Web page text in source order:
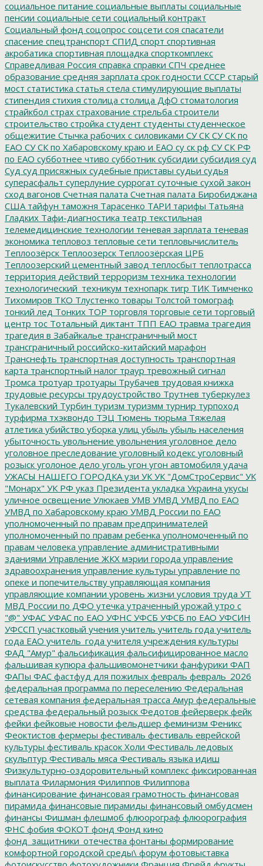
социальное питание социальные выплаты социальные
пенсии социальные сети социальный контракт
Социальный фонд соцопрос соцсети соя спасатели
спасение спецтранспорт СПИД спорт спортивная
акробатика спортивная площадка спорткомплекс
Справедливая Россия справка справки СПЧ среднее
образование средняя зарплата срок годности СССР старый
мост статистика статья стела стимулирующие выплаты
стипендия стихия столица столица ДфО стоматология
страйкбол страх страхование стрельба строители
строительство стройка студент студенты студенческое
общежитие Стычка рабочих с силовиками СУ СК СУ СК по
ЕАО СУ СК по Хабаровскому краю и ЕАО су ск рф СУ СК РФ
по ЕАО субботнее чтиво субботник субсидии субсидия суд
Суд суд присяжных судебные приставы судьи судья
суперасфальт суперлуние суррогат суточные сухой закон
сход вагонов Счетная палата Счетная палата Биробиджана
США тайфун таможня Тарасенко ТАРИ тарифы Татьяна
Гладких Тафи-диагностика театр текстильная
телемедицинские технологии теневая зарплата теневая
экономика тепловоз тепловые сети тепловычислитель
Теплоозёрск Теплоозерск Теплоозёрская ЦРБ
Теплоозерский цементный завод теплосбыт теплотрасса
территория действий терроризм техника технологии
технологический_техникум технопарк тигр ТИК Тимченко
Тихомиров ТКО Тлустенко товары Толстой томограф
тонкий лед Тонких ТОР торговля торговые сети торговый
центр тос Тотальный диктант ТПП ЕАО травма трагедия
трагедия в Забайкалье трансграничный мост
трансграничный российско-китайский марафон
Транснефть транспортная доступность транспортная
карта транспортный налог траур тревожный сигнал
Тромса тротуар тротуары Трубачев трудовая книжка
трудовые ресурсы трудоустройство Трутнев туберкулез
Тукалевский Турбин туризм туризмм турнир турпоход
турфирма тхэквондо ТЭЦ Тюмень тюрьма Тяжелая
атлетика убийство уборка улиц убыль убыль населения
убыточность увольнение увольнения уголовное дело
уголовное преследование уголовный кодекс уголовный
розыск уголоное дело уголь угон угон автомобиля удача
УЖАСЫ НАШЕГО ГОРОДКА узи УК УК "ДомСтроСервис" УК
"Монарх" УК РФ указ Президента укладка Украина укусы
уличное освещение Улюкаев УМВ УМВД УМВД по ЕАО
УМВД по Хабаровскому краю УМВД России по ЕАО
уполномоченный по правам предпринимателей
уполномоченный по правам ребенка уполномоченный по
правам человека управление административными
зданиями Управление ЖКХ мэрии города управление
здравоохранения управление культуры управление по
опеке и попечительству управляющая компания
управляющие компании уровень жизни условия труда УТ
МВД России по ДФО утечка утраченный урожай утро с
"@" УФАС УФАС по ЕАО УФНС УФСБ УФСБ по ЕАО УФСИН
УФССП участковый учения учитель учитель года учитель
года ЕАО учитель_года учителя учреждения культуры
ФАД "Амур" фальсификация фальсифицированное масло
фальшивая купюра фальшивомонетчики фанфурики ФАП
ФАПы ФАС фастфуд для пожилых февраль февраль_2026
федеральная программа по переселению Федеральная
сетевая компания федеральная трасса Амур федеральные
средства федеральный розыск Федотов фейерверк фейк
фейки фейковые новости фельдшер феминизм Феникс
Феоктистов фермеры фестиваль фестиваль еврейской
культуры фестиваль красок Холи Фестиваль ледовых
скульптур Фестиваль мяса Фестиваль языка идиш
Физкультурно-оздоровительный комплекс фиксированная
выплата Филармония Филиппов Филиппова
финансирование финансовая грамотность финансовая
пирамида финансовые пирамиды финансовый омбудсмен
финансы Фишман флешмоб флюорограф флюорография
ФНС фобия ФОКОТ фонд Фонд кино
фонд_защитники_отечества фонтаны формирование
комфортной городской среды\ форум фотовыставка